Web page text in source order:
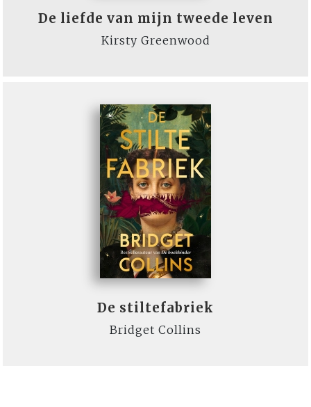
De liefde van mijn tweede leven
Kirsty Greenwood
De stiltefabriek
Bridget Collins